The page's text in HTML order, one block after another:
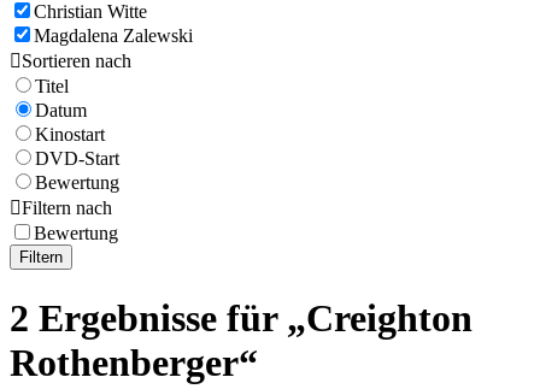
Christian Witte
Magdalena Zalewski
Sortieren nach
Titel
Datum
Kinostart
DVD-Start
Bewertung
Filtern nach
Bewertung
Filtern
2 Ergebnisse für „Creighton
Rothenberger“